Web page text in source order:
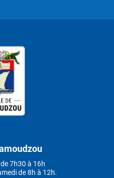
7h30 à 16h
de 8h à 12h.